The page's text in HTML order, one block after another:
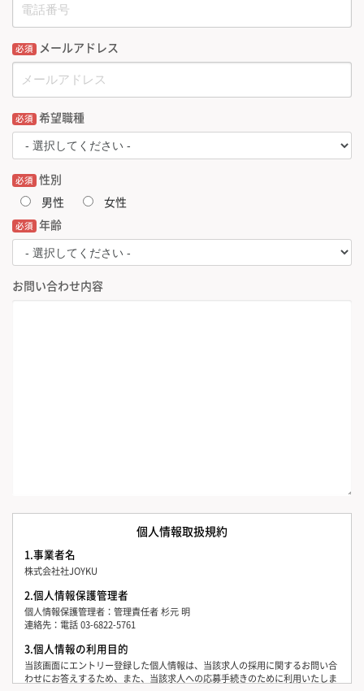
必須 メールアドレス
必須 希望職種
必須 性別
男性
女性
必須 年齢
お問い合わせ内容
個人情報取扱規約
1.事業者名
株式会社社JOYKU
2.個人情報保護管理者
個人情報保護管理者：管理責任者 杉元 明
連絡先：電話 03-6822-5761
3.個人情報の利用目的
当該画面にエントリー登録した個人情報は、当該求人の採用に関するお問い合
わせにお答えするため、また、当該求人への応募手続きのために利用いたしま